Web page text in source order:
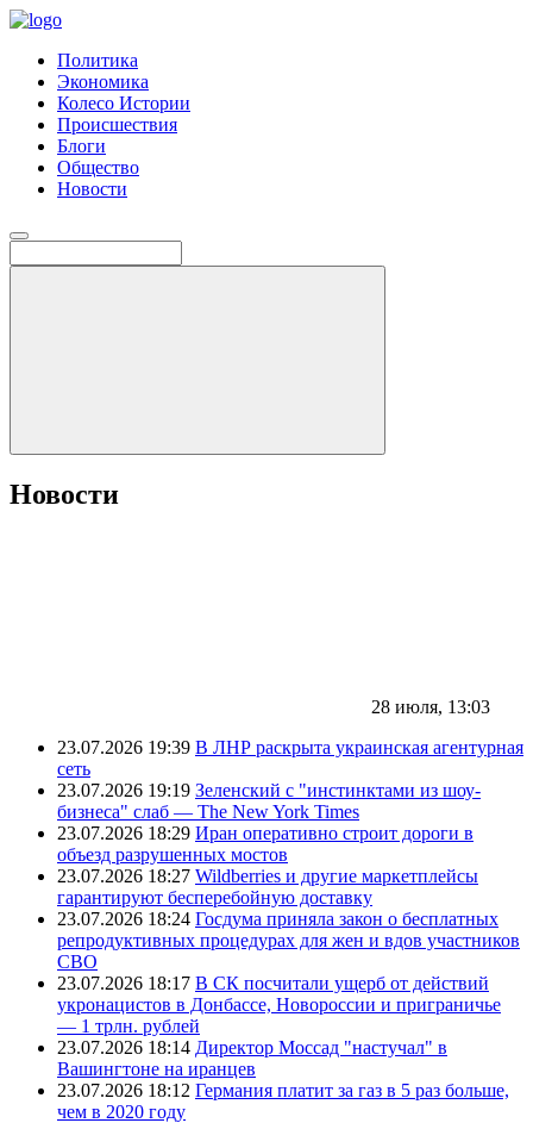
Политика
Экономика
Колесо Истории
Происшествия
Блоги
Общество
Новости
Новости
28 июля, 13:03
23.07.2026 19:39 В ЛНР раскрыта украинская агентурная
сеть
23.07.2026 19:19 Зеленский с "инстинктами из шоу-
бизнеса" слаб — The New York Times
23.07.2026 18:29 Иран оперативно строит дороги в
объезд разрушенных мостов
23.07.2026 18:27 Wildberries и другие маркетплейсы
гарантируют бесперебойную доставку
23.07.2026 18:24 Госдума приняла закон о бесплатных
репродуктивных процедурах для жен и вдов участников
СВО
23.07.2026 18:17 В СК посчитали ущерб от действий
укронацистов в Донбассе, Новороссии и приграничье
— 1 трлн. рублей
23.07.2026 18:14 Директор Моссад "настучал" в
Вашингтоне на иранцев
23.07.2026 18:12 Германия платит за газ в 5 раз больше,
чем в 2020 году